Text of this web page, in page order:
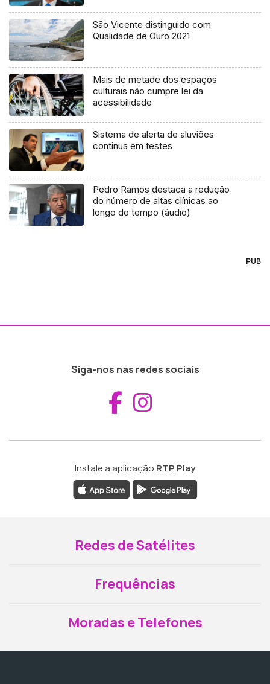
São Vicente distinguido com
Qualidade de Ouro 2021
Mais de metade dos espaços
culturais não cumpre lei da
acessibilidade
Sistema de alerta de aluviões
continua em testes
Pedro Ramos destaca a redução
do número de altas clínicas ao
longo do tempo (áudio)
PUB
Siga-nos nas redes sociais
Aceder ao
Instale a aplicação RTP Play
Redes de Satélites
Frequências
Moradas e Telefones